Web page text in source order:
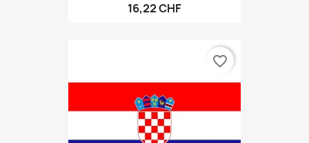
16,22 CHF
favorite_border